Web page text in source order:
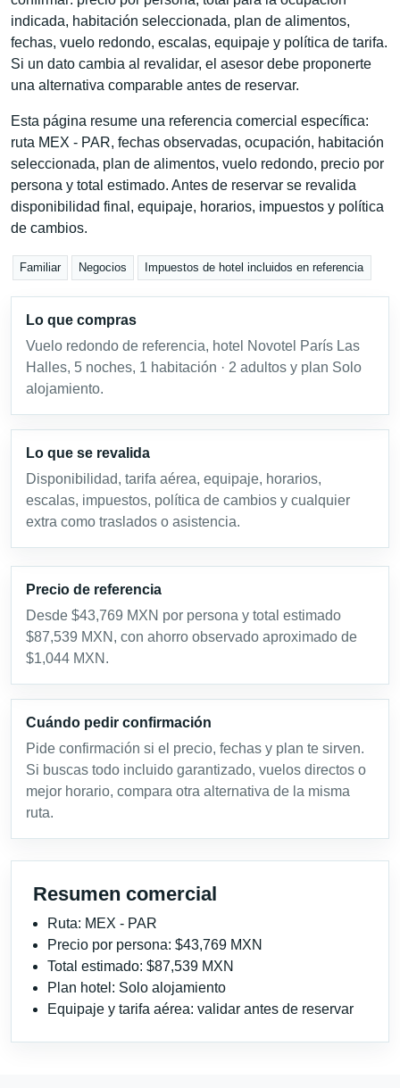
indicada, habitación seleccionada, plan de alimentos,
fechas, vuelo redondo, escalas, equipaje y política de tarifa.
Si un dato cambia al revalidar, el asesor debe proponerte
una alternativa comparable antes de reservar.
Esta página resume una referencia comercial específica:
ruta MEX - PAR, fechas observadas, ocupación, habitación
seleccionada, plan de alimentos, vuelo redondo, precio por
persona y total estimado. Antes de reservar se revalida
disponibilidad final, equipaje, horarios, impuestos y política
de cambios.
Familiar Negocios Impuestos de hotel incluidos en referencia
Lo que compras
Vuelo redondo de referencia, hotel Novotel París Las
Halles, 5 noches, 1 habitación · 2 adultos y plan Solo
alojamiento.
Lo que se revalida
Disponibilidad, tarifa aérea, equipaje, horarios,
escalas, impuestos, política de cambios y cualquier
extra como traslados o asistencia.
Precio de referencia
Desde $43,769 MXN por persona y total estimado
$87,539 MXN, con ahorro observado aproximado de
$1,044 MXN.
Cuándo pedir confirmación
Pide confirmación si el precio, fechas y plan te sirven.
Si buscas todo incluido garantizado, vuelos directos o
mejor horario, compara otra alternativa de la misma
ruta.
Resumen comercial
Ruta: MEX - PAR
Precio por persona: $43,769 MXN
Total estimado: $87,539 MXN
Plan hotel: Solo alojamiento
Equipaje y tarifa aérea: validar antes de reservar